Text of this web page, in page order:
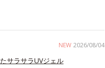
NEW 2026/08/04
サラサラUVジェル